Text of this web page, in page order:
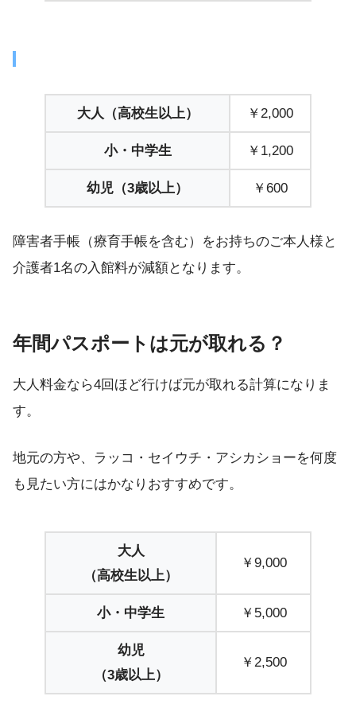
大人（高校生以上） ￥2,000
小・中学生 ￥1,200
幼児（3歳以上） ￥600
障害者手帳（療育手帳を含む）をお持ちのご本人様と
介護者1名の入館料が減額となります。
年間パスポートは元が取れる？
大人料金なら4回ほど行けば元が取れる計算になりま
す。
地元の方や、ラッコ・セイウチ・アシカショーを何度
も見たい方にはかなりおすすめです。
大人
（高校生以上）
￥9,000
小・中学生 ￥5,000
幼児
（3歳以上）
￥2,500